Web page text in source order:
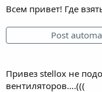
Всем привет! Где
Post
Привез stellox не
вентиляторов….(((